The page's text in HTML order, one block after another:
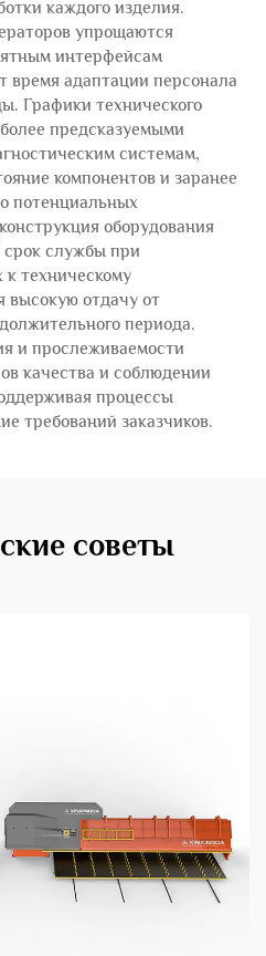
каждого изделия.
упрощаются
интерфейсам
время адаптации персонала
Графики технического
предсказуемыми
системам,
компонентов и заранее
потенциальных
оборудования
срок службы при
техническому
высокую отдачу от
периода.
и прослеживаемости
качества и соблюдении
процессы
требований заказчиков.
советы